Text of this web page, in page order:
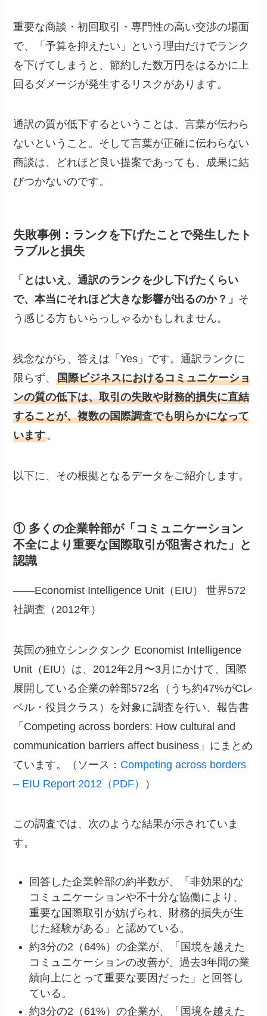
重要な商談・初回取引・専門性の高い交渉の場面
で、「予算を抑えたい」という理由だけでランク
を下げてしまうと、節約した数万円をはるかに上
回るダメージが発生するリスクがあります。
通訳の質が低下するということは、言葉が伝わら
ないということ。そして言葉が正確に伝わらない
商談は、どれほど良い提案であっても、成果に結
びつかないのです。
失敗事例：ランクを下げたことで発生したト
ラブルと損失
「とはいえ、通訳のランクを少し下げたくらい
で、本当にそれほど大きな影響が出るのか？」 そ
う感じる方もいらっしゃるかもしれません。
残念ながら、答えは「Yes」です。通訳ランクに
限らず、国際ビジネスにおけるコミュニケーショ
ンの質の低下は、取引の失敗や財務的損失に直結
することが、複数の国際調査でも明らかになって
います。
以下に、その根拠となるデータをご紹介します。
① 多くの企業幹部が「コミュニケーション
不全により重要な国際取引が阻害された」と
認識
――Economist Intelligence Unit（EIU） 世界572
社調査（2012年）
英国の独立シンクタンク Economist Intelligence
Unit（EIU）は、2012年2月〜3月にかけて、国際
展開している企業の幹部572名（うち約47%がCレ
ベル・役員クラス）を対象に調査を行い、報告書
「Competing across borders: How cultural and
communication barriers affect business」にまとめ
ています。（ソース： Competing across borders
– EIU Report 2012（PDF）
）
この調査では、次のような結果が示されていま
す。
回答した企業幹部の約半数が、「非効果的な
コミュニケーションや不十分な協働により、
重要な国際取引が妨げられ、財務的損失が生
じた経験がある」と認めている。
約3分の2（64%）の企業が、「国境を越えた
コミュニケーションの改善が、過去3年間の業
績向上にとって重要な要因だった」と回答し
ている。
約3分の2（61%）の企業が、「国境を越えた